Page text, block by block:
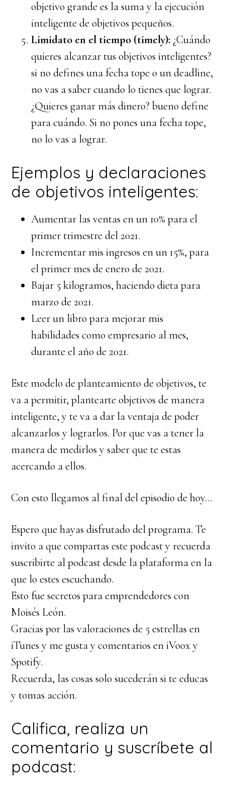
objetivo grande es la suma y la ejecución
inteligente de objetivos pequeños.
Limidato en el tiempo (timely): ¿Cuándo
quieres alcanzar tus objetivos inteligentes?
si no defines una fecha tope o un deadline,
no vas a saber cuando lo tienes que lograr.
¿Quieres ganar más dinero? bueno define
para cuándo. Si no pones una fecha tope,
no lo vas a lograr.
Ejemplos y declaraciones
de objetivos inteligentes:
Aumentar las ventas en un 10% para el
primer trimestre del 2021.
Incrementar mis ingresos en un 15%, para
el primer mes de enero de 2021.
Bajar 5 kilogramos, haciendo dieta para
marzo de 2021.
Leer un libro para mejorar mis
habilidades como empresario al mes,
durante el año de 2021.
Este modelo de planteamiento de objetivos, te
va a permitir, plantearte objetivos de manera
inteligente, y te va a dar la ventaja de poder
alcanzarlos y lograrlos. Por que vas a tener la
manera de medirlos y saber que te estas
acercando a ellos.
Con esto llegamos al final del episodio de hoy…
Espero que hayas disfrutado del programa. Te
invito a que compartas este podcast y recuerda
suscribirte al podcast desde la plataforma en la
que lo estes escuchando.
Esto fue secretos para emprendedores con
Moisés León.
Gracias por las valoraciones de 5 estrellas en
iTunes y me gusta y comentarios en iVoox y
Spotify.
Recuerda, las cosas solo sucederán si te educas
y tomas acción.
Califica, realiza un
comentario y suscríbete al
podcast: